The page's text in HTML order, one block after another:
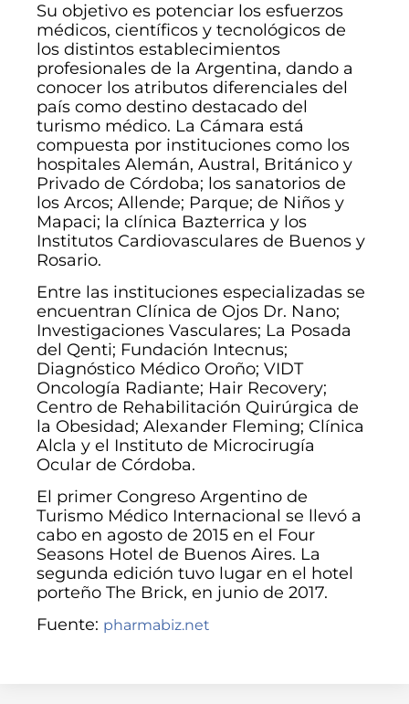
Su objetivo es potenciar los esfuerzos
médicos, científicos y tecnológicos de
los distintos establecimientos
profesionales de la Argentina, dando a
conocer los atributos diferenciales del
país como destino destacado del
turismo médico. La Cámara está
compuesta por instituciones como los
hospitales Alemán, Austral, Británico y
Privado de Córdoba; los sanatorios de
los Arcos; Allende; Parque; de Niños y
Mapaci; la clínica Bazterrica y los
Institutos Cardiovasculares de Buenos y
Rosario.
Entre las instituciones especializadas se
encuentran Clínica de Ojos Dr. Nano;
Investigaciones Vasculares; La Posada
del Qenti; Fundación Intecnus;
Diagnóstico Médico Oroño; VIDT
Oncología Radiante; Hair Recovery;
Centro de Rehabilitación Quirúrgica de
la Obesidad; Alexander Fleming; Clínica
Alcla y el Instituto de Microcirugía
Ocular de Córdoba.
El primer Congreso Argentino de
Turismo Médico Internacional se llevó a
cabo en agosto de 2015 en el Four
Seasons Hotel de Buenos Aires. La
segunda edición tuvo lugar en el hotel
porteño The Brick, en junio de 2017.
Fuente: pharmabiz.net